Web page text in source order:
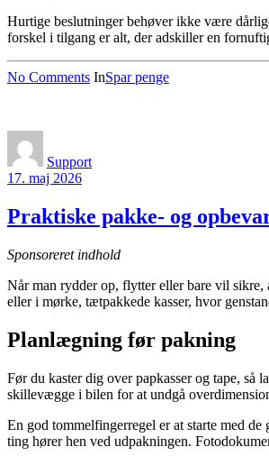
Hurtige beslutninger behøver ikke være
forskel i tilgang er alt, der adskiller en
No Comments InSpar penge
Support
17. maj 2026
Praktiske pakke- og
Sponsoreret indhold
Når man rydder op, flytter eller bare vil sikre,
eller i mørke, tætpakkede kasser, hvor
Planlægning før pakning
Før du kaster dig over papkasser og tape, så
skillevægge i bilen for at undgå
En god tommelfingerregel er at starte med
ting hører hen ved udpakningen.